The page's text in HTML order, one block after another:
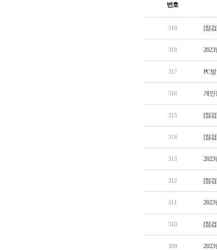
번호
319 [점
318 2023
317 PC
316 개인
315 [점
314 [점
313 2023
312 [점
311 2023
310 [점
309 2023